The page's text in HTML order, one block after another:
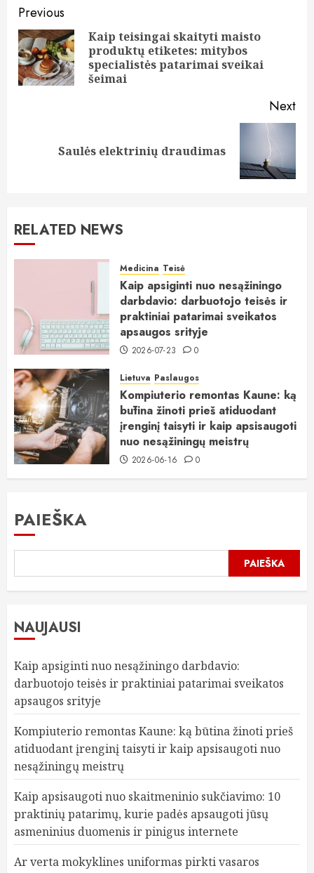
Post
navigation
Previous
Kaip teisingai skaityti maisto
produktų etiketes: mitybos
specialistės patarimai sveikai
šeimai
Next
Saulės elektrinių draudimas
RELATED NEWS
Medicina Teisė
Kaip apsiginti nuo nesąžiningo
darbdavio: darbuotojo teisės ir
praktiniai patarimai sveikatos
apsaugos srityje
2026-07-23 0
Lietuva Paslaugos
Kompiuterio remontas Kaune: ką
būtina žinoti prieš atiduodant
įrenginį taisyti ir kaip apsisaugoti
nuo nesąžiningų meistrų
2026-06-16 0
PAIEŠKA
PAIEŠKA
NAUJAUSI
Kaip apsiginti nuo nesąžiningo darbdavio:
darbuotojo teisės ir praktiniai patarimai sveikatos
apsaugos srityje
Kompiuterio remontas Kaune: ką būtina žinoti prieš
atiduodant įrenginį taisyti ir kaip apsisaugoti nuo
nesąžiningų meistrų
Kaip apsisaugoti nuo skaitmeninio sukčiavimo: 10
praktinių patarimų, kurie padės apsaugoti jūsų
asmeninius duomenis ir pinigus internete
Ar verta mokyklines uniformas pirkti vasaros